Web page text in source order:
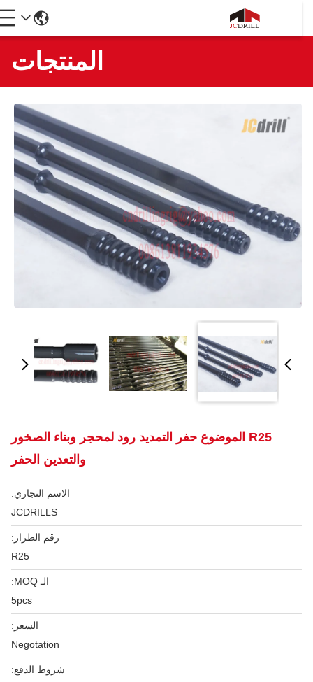
المنتجات
R25 الموضوع حفر التمديد رود لمحجر وبناء الصخور
والتعدين الحفر
الاسم التجاري:
JCDRILLS
رقم الطراز:
R25
الـ MOQ:
5pcs
السعر:
Negotation
شروط الدفع: